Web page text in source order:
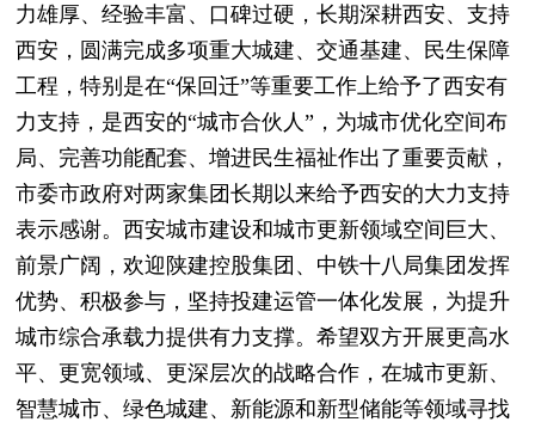
力雄厚、经验丰富、口碑过硬，长期深耕西安、支持
西安，圆满完成多项重大城建、交通基建、民生保障
工程，特别是在“保回迁”等重要工作上给予了西安有
力支持，是西安的“城市合伙人”，为城市优化空间布
局、完善功能配套、增进民生福祉作出了重要贡献，
市委市政府对两家集团长期以来给予西安的大力支持
表示感谢。西安城市建设和城市更新领域空间巨大、
前景广阔，欢迎陕建控股集团、中铁十八局集团发挥
优势、积极参与，坚持投建运管一体化发展，为提升
城市综合承载力提供有力支撑。希望双方开展更高水
平、更宽领域、更深层次的战略合作，在城市更新、
智慧城市、绿色城建、新能源和新型储能等领域寻找